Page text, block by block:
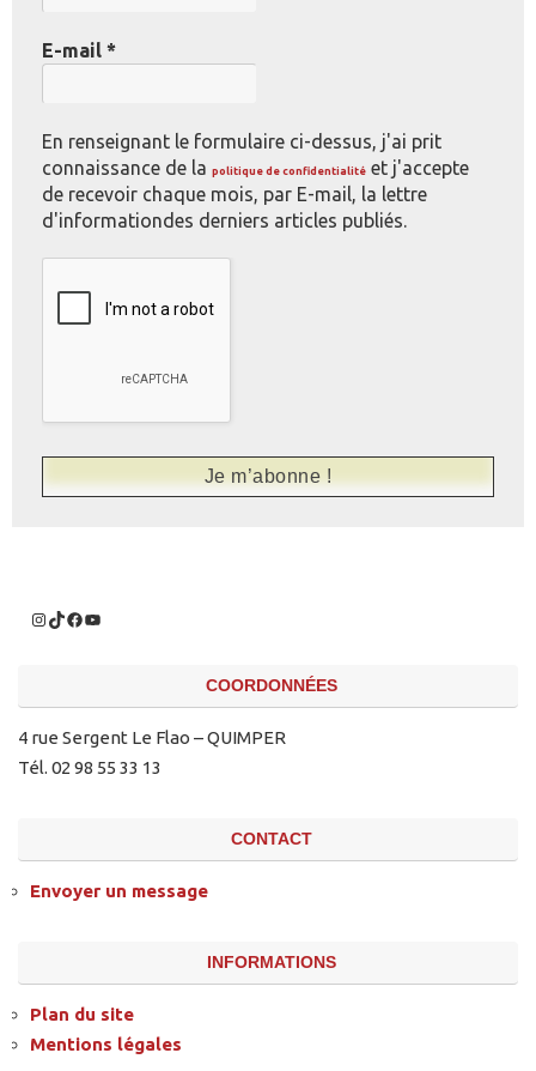
E-mail *
En renseignant le formulaire ci-dessus, j'ai prit
connaissance de la politique de confidentialité et j'accepte
de recevoir chaque mois, par E-mail, la lettre
d'informationdes derniers articles publiés.
COORDONNÉES
4 rue Sergent Le Flao – QUIMPER
Tél. 02 98 55 33 13
CONTACT
Envoyer un message
INFORMATIONS
Plan du site
Mentions légales